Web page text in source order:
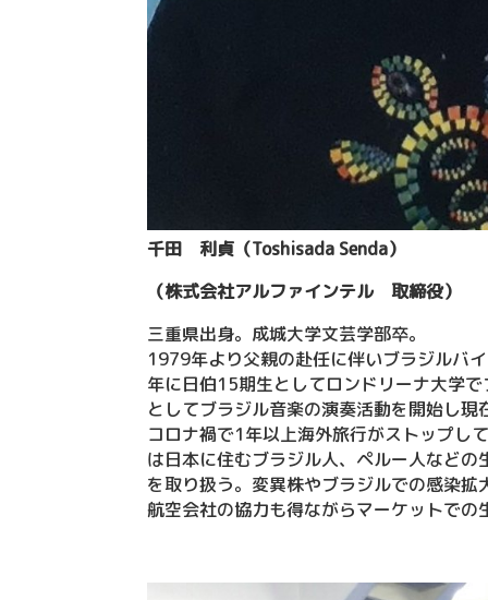
千田 利貞（Toshisada Senda）
（株式会社アルファインテル 取締役）
三重県出身。成城大学文芸学部卒。
1979年より父親の赴任に伴いブラジルバ
年に日伯15期生としてロンドリーナ大学
としてブラジル音楽の演奏活動を開始し現
コロナ禍で1年以上海外旅行がストップし
は日本に住むブラジル人、ペルー人など
を取り扱う。変異株やブラジルでの感染
航空会社の協力も得ながらマーケットでの